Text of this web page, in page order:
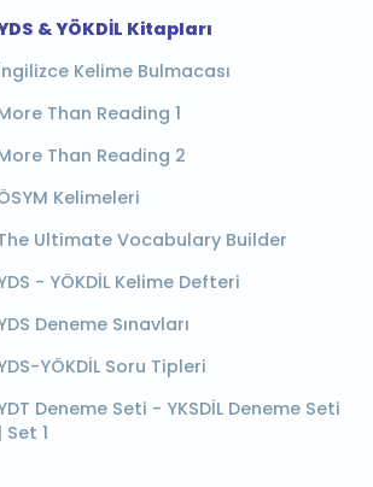
& YÖKDİL Kitapları
Kelime Bulmacası
Than Reading 1
Than Reading 2
Kelimeleri
Ultimate Vocabulary Builder
- YÖKDİL Kelime Defteri
Deneme Sınavları
YÖKDİL Soru Tipleri
Deneme Seti - YKSDİL Deneme Seti
| Set 1